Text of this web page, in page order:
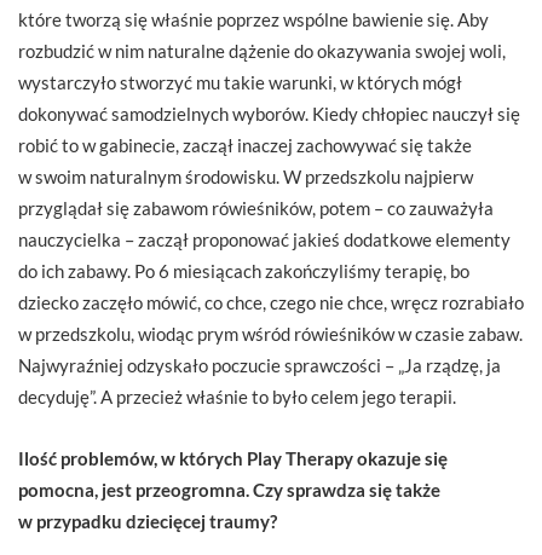
które tworzą się właśnie poprzez wspólne bawienie się. Aby
rozbudzić w nim naturalne dążenie do okazywania swojej woli,
wystarczyło stworzyć mu takie warunki, w których mógł
dokonywać samodzielnych wyborów. Kiedy chłopiec nauczył się
robić to w gabinecie, zaczął inaczej zachowywać się także
w swoim naturalnym środowisku. W przedszkolu najpierw
przyglądał się zabawom rówieśników, potem – co zauważyła
nauczycielka – zaczął proponować jakieś dodatkowe elementy
do ich zabawy. Po 6 miesiącach zakończyliśmy terapię, bo
dziecko zaczęło mówić, co chce, czego nie chce, wręcz rozrabiało
w przedszkolu, wiodąc prym wśród rówieśników w czasie zabaw.
Najwyraźniej odzyskało poczucie sprawczości – „Ja rządzę, ja
decyduję”. A przecież właśnie to było celem jego terapii.
Ilość problemów, w których Play Therapy okazuje się
pomocna, jest przeogromna. Czy sprawdza się także
w przypadku dziecięcej traumy?